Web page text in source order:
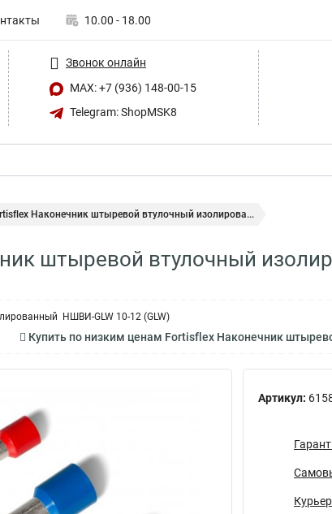
10.00 - 18.00
Звонок онлайн
MAX: +7 (936) 148-00-15
Telegram: ShopMSK8
Наконечник штыревой втулочный изолирова...
штыревой втулочный
НШВИ-GLW 10-12 (GLW)
Купить по низким ценам Fortisflex Наконечник
Артикул: